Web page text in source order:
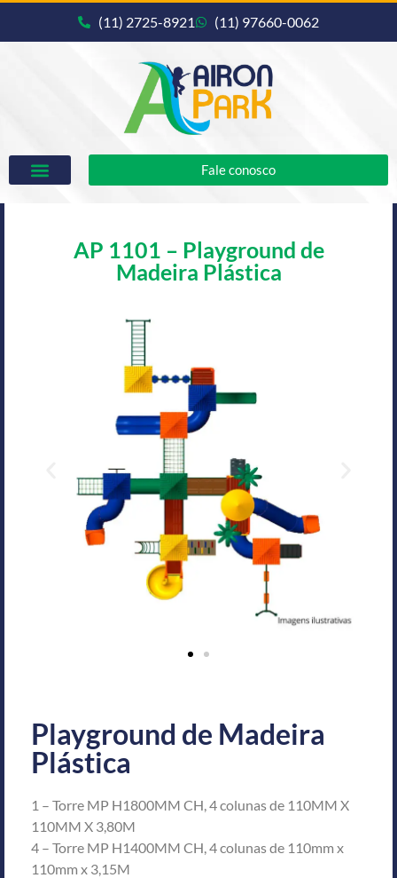
(11) 2725-8921 (11) 97660-0062
Fale conosco
AP 1101 – Playground de
Madeira Plástica
Playground de Madeira
Plástica
1 – Torre MP H1800MM CH, 4 colunas de 110MM X
110MM X 3,80M
4 – Torre MP H1400MM CH, 4 colunas de 110mm x
110mm x 3,15M